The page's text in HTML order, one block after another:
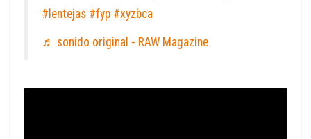
#lentejas #fyp #xyzbca
♬ sonido original - RAW Magazine